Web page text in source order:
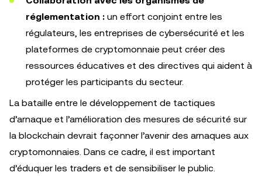
réglementation : un effort conjoint entre les
régulateurs, les entreprises de cybersécurité et les
plateformes de cryptomonnaie peut créer des
ressources éducatives et des directives qui aident à
protéger les participants du secteur.
La bataille entre le développement de tactiques
d’arnaque et l’amélioration des mesures de sécurité sur
la blockchain devrait façonner l’avenir des arnaques aux
cryptomonnaies. Dans ce cadre, il est important
d’éduquer les traders et de sensibiliser le public.